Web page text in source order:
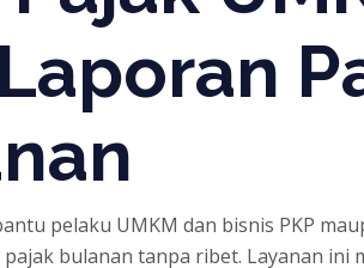
pelaku UMKM dan bisnis PKP
bulanan tanpa ribet. Layanan ini